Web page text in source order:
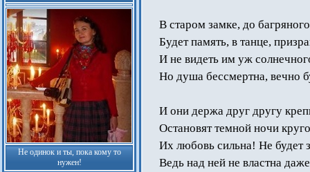
Не одинок и ты, пока кому то
нужен!
В старом замке, до
Будет память, в танце,
И не видеть им уж
Но душа бессмертна, вечно
И они держа друг другу
Остановят темной ночи
Их любовь сильна! Не будет
Ведь над ней не властна